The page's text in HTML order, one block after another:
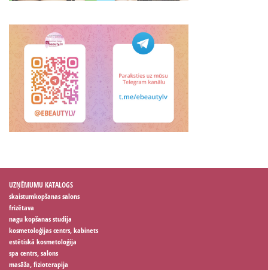
UZŅĒMUMU KATALOGS
skaistumkopšanas salons
frizētava
nagu kopšanas studija
kosmetoloģijas centrs, kabinets
estētiskā kosmetoloģija
spa centrs, salons
masāža, fizioterapija